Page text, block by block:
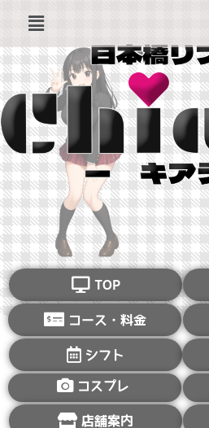
TOP
コース・料金
シフト
コスプレ
店舗案内